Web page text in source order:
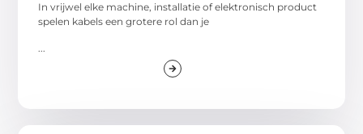
In vrijwel elke machine, installatie of elektronisch product
spelen kabels een grotere rol dan je